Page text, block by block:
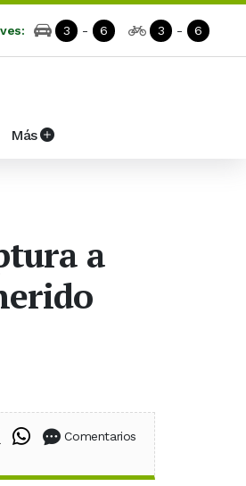
3 - 6 3 - 6
Más
a
en Facebook
Compartir en X (Twitter)
Compartir en WhatsApp
Comentarios